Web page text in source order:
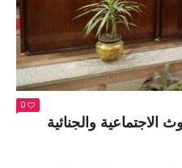
0
والجنائية